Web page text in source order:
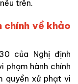
trên.
chính về khảo
của Nghị định
phạm hành chính
quyền xử phạt vi